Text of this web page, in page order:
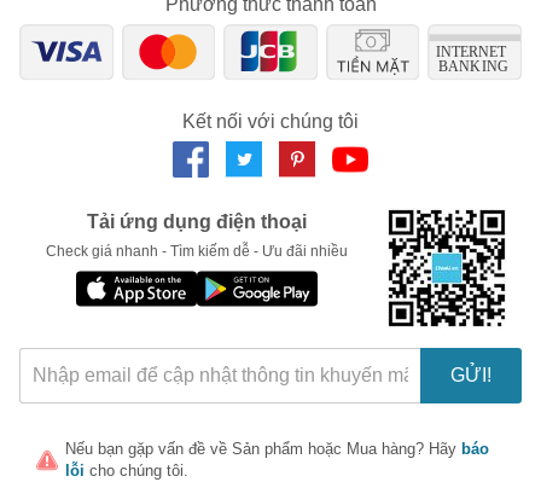
Kết nối với chúng tôi
Tải ứng dụng điện thoại
Check giá nhanh - Tìm kiếm dễ - Ưu đãi nhiều
GỬI!
Nếu bạn gặp vấn đề về Sản phẩm hoặc Mua hàng? Hãy báo
lỗi cho chúng tôi.
Số lần áp dụng:1lần
Áp dụng cho đơn hàng từ:0
Chỉ áp dụng cho gian hàng:
Ngày hết hạn:
LẤY MÃ NGAY